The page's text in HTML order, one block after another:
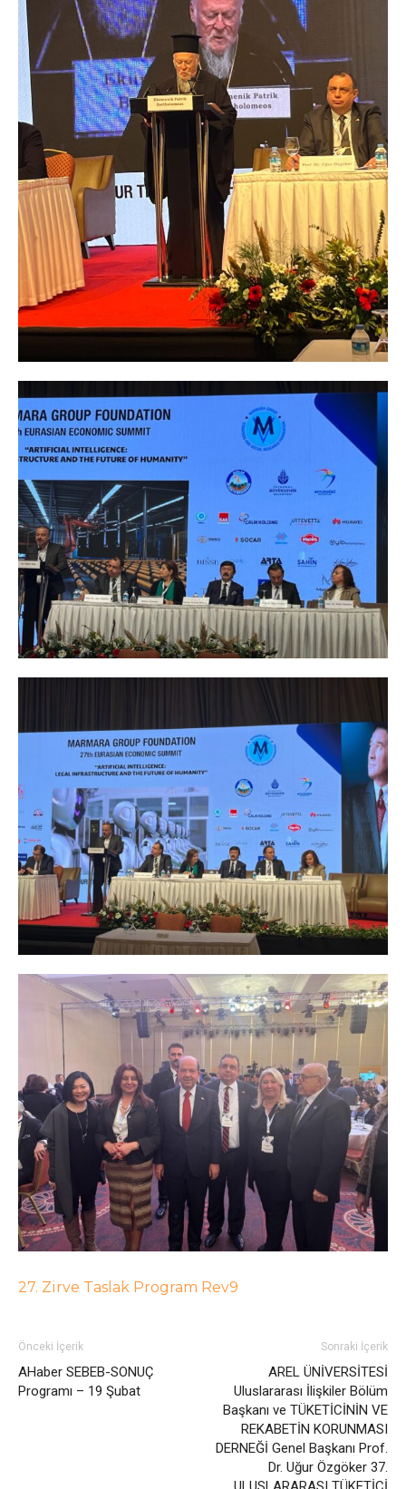
27. Zirve Taslak Program Rev9
Önceki İçerik
AHaber SEBEB-SONUÇ
Programı – 19 Şubat
Sonraki İçerik
AREL ÜNİVERSİTESİ
Uluslararası İlişkiler Bölüm
Başkanı ve TÜKETİCİNİN VE
REKABETİN KORUNMASI
DERNEĞİ Genel Başkanı Prof.
Dr. Uğur Özgöker 37.